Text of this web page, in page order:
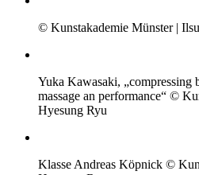
© Kunstakademie Münster |
Yuka Kawasaki, „compressing
massage an performance“ ©
Hyesung Ryu
Klasse Andreas Köpnick ©